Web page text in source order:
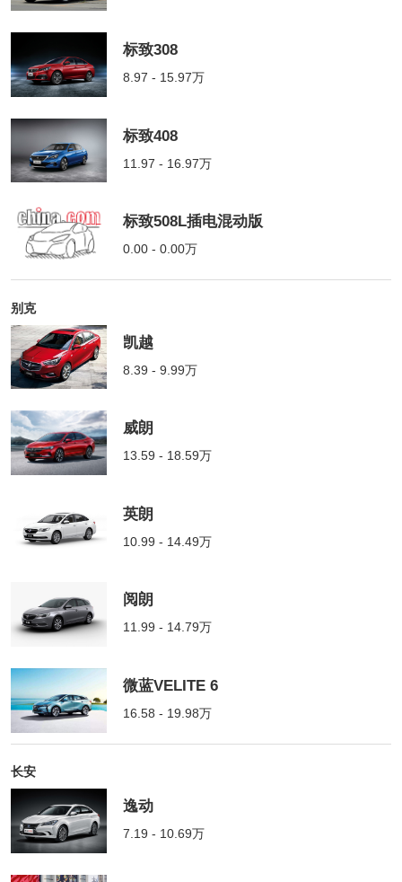
标致308
8.97 - 15.97万
标致408
11.97 - 16.97万
标致508L插电混动版
0.00 - 0.00万
别克
凯越
8.39 - 9.99万
威朗
13.59 - 18.59万
英朗
10.99 - 14.49万
阅朗
11.99 - 14.79万
微蓝VELITE 6
16.58 - 19.98万
长安
逸动
7.19 - 10.69万